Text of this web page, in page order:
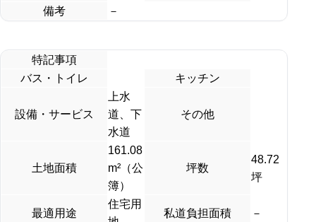
備考
－
特記事項
バス・トイレ
キッチン
設備・サービス
上水
道、下
水道
その他
土地面積
161.08
m²（公
簿）
坪数
48.72
坪
最適用途
住宅用
私道負担面積 －